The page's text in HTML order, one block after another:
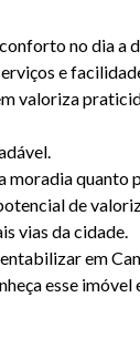
no dia a
e
valoriza
moradia quanto
de
vias da cidade.
em
esse imóvel